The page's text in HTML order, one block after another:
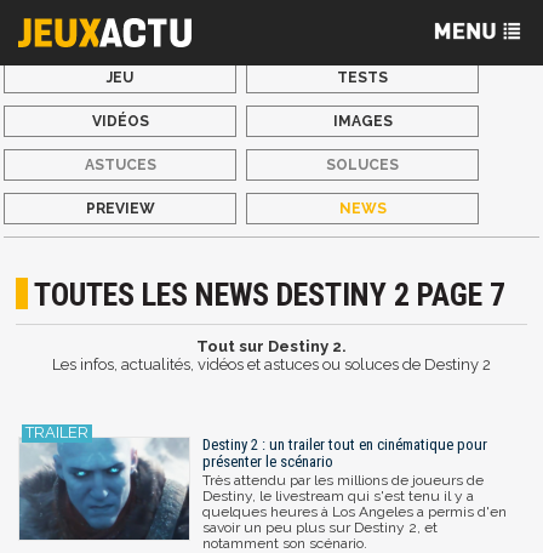
JEU TESTS
VIDÉOS IMAGES
ASTUCES SOLUCES
PREVIEW NEWS
TOUTES LES NEWS DESTINY 2 PAGE 7
Tout sur Destiny 2.
Les infos, actualités, vidéos et astuces ou soluces de Destiny 2
Destiny 2 : un trailer tout en cinématique pour
présenter le scénario
Très attendu par les millions de joueurs de
Destiny, le livestream qui s'est tenu il y a
quelques heures à Los Angeles a permis d'en
savoir un peu plus sur Destiny 2, et
notamment son scénario.